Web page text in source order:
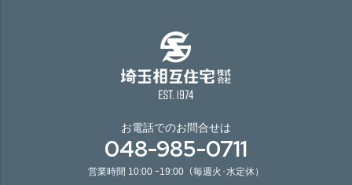
お電話でのお問合せは
048-985-0711
営業時間 10:00 ｰ19:00（毎週火･水定休）